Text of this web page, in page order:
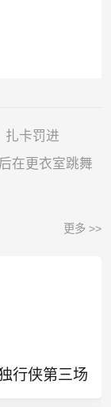
扎卡罚进
在更衣室跳舞
更多 >>
行侠第三场